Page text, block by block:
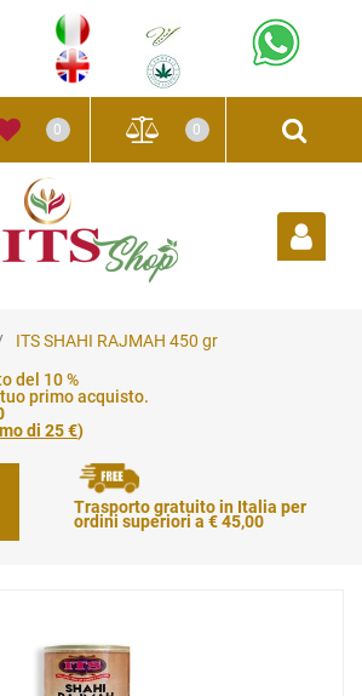
0 0
ITS SHAHI RAJMAH 450 gr
del 10 %
primo acquisto.
di 25 €)
Trasporto gratuito in Italia per
ordini superiori a € 45,00